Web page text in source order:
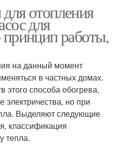
отопления
для
работы,
на данный момент
в частных домах.
этого способа обогрева,
электричества, но при
Выделяют следующие
классификация
тепла.